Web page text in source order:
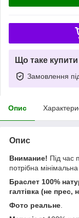
Що таке
Замовлення
Опис
Опис
Внимание! Під час
потрібна мінімальна
Браслет 100%
галтівка (не прес,
Фото реальне